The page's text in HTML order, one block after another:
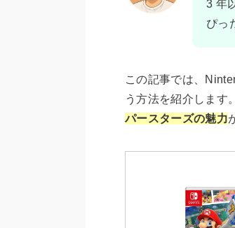
3 年
ぴっ
この記事では、
う方法を紹介します
パースターズの魅力